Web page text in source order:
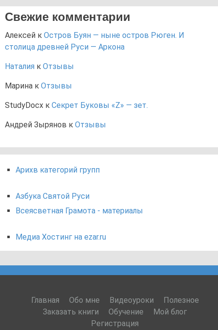
Свежие комментарии
Алексей к Остров Буян — ныне остров Рюген. И
столица древней Руси — Аркона
Наталия к Отзывы
Марина к Отзывы
StudyDocx к Секрет Буковы «Z» — зет.
Андрей Зырянов к Отзывы
Арихв категорий групп
Азбука Святой Руси
Всеясветная Грамота - материалы
Медиа Хостинг на ezar.ru
Главная Обо мне Видеоуроки
Полезное
Заказать книги
Обучение
Мой блог
Регистрация